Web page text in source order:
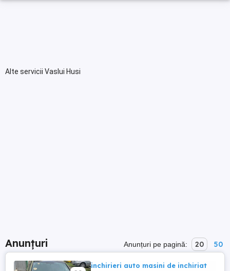
Alte servicii Vaslui Husi
Anunțuri Anunțuri pe pagină: 20 50
inchirieri auto masini de inchiriat